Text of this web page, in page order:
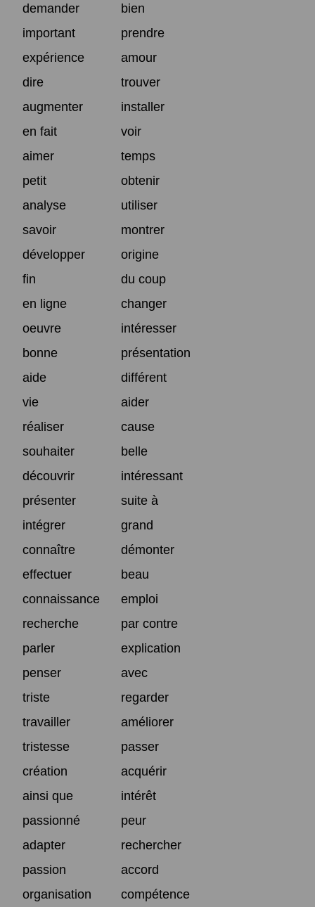
demander
bien
important
prendre
expérience
amour
dire
trouver
augmenter
installer
en fait
voir
aimer
temps
petit
obtenir
analyse
utiliser
savoir
montrer
développer
origine
fin
du coup
en ligne
changer
oeuvre
intéresser
bonne
présentation
aide
différent
vie
aider
réaliser
cause
souhaiter
belle
découvrir
intéressant
présenter
suite à
intégrer
grand
connaître
démonter
effectuer
beau
connaissance
emploi
recherche
par contre
parler
explication
penser
avec
triste
regarder
travailler
améliorer
tristesse
passer
création
acquérir
ainsi que
intérêt
passionné
peur
adapter
rechercher
passion
accord
organisation
compétence